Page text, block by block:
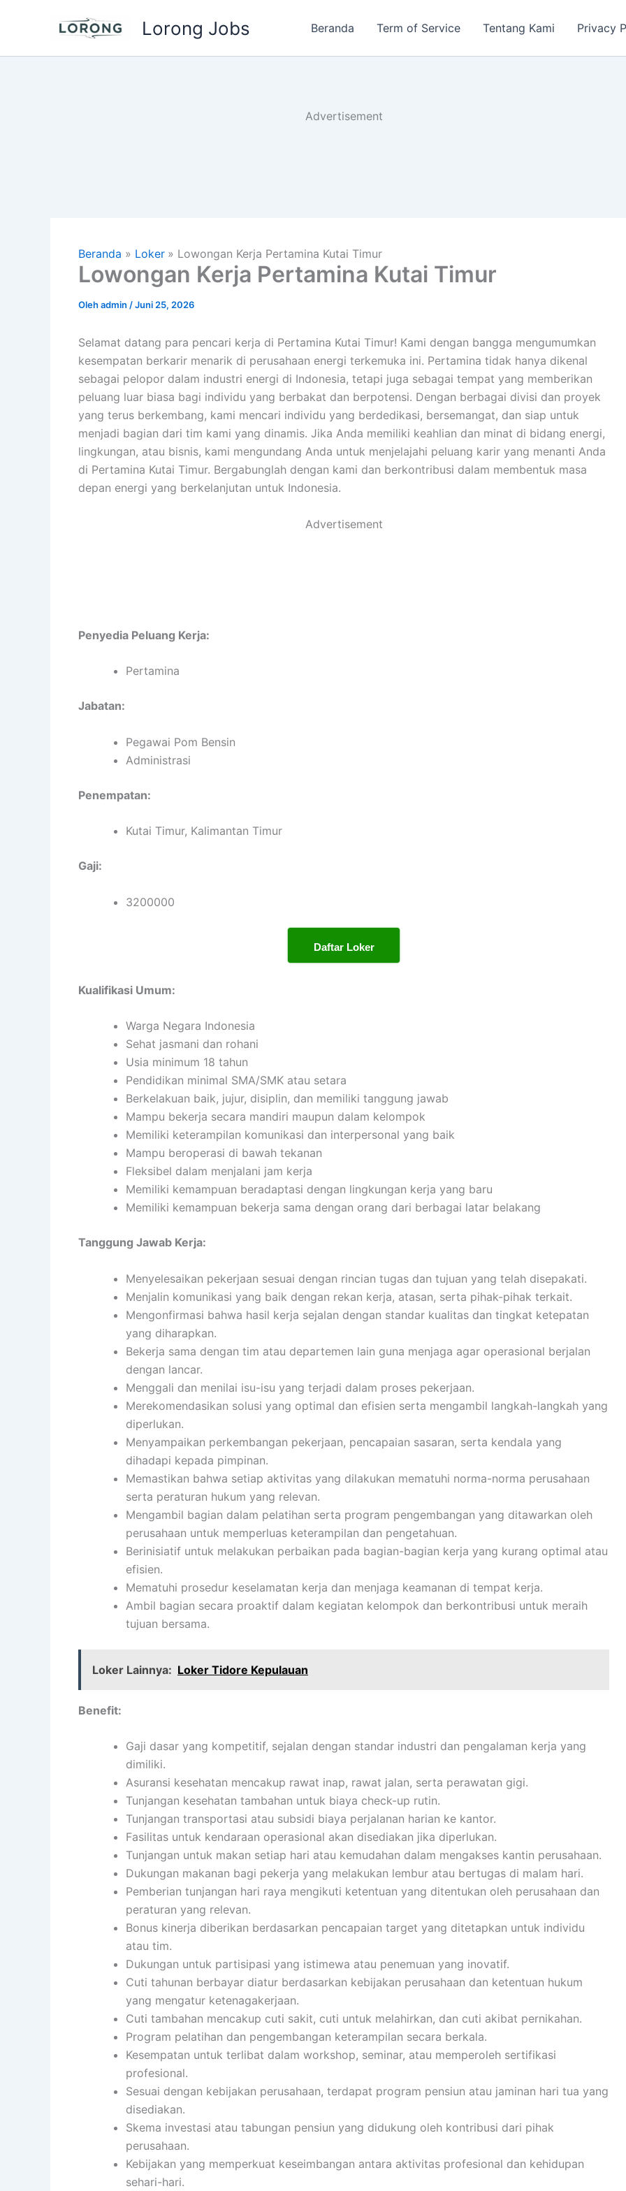
Lorong Jobs Beranda Term of Service Tentang Kami Privacy
Advertisement
Beranda Loker Lowongan Kerja Pertamina Kutai Timur
Lowongan Kerja Pertamina Kutai Timur
Olehadmin /Juni 25, 2026
Selamat datang para pencari kerja di Pertamina Kutai Timur! Kami dengan bangga mengumumkan
kesempatan berkarir menarik di perusahaan energi terkemuka ini. Pertamina tidak hanya dikenal
sebagai pelopor dalam industri energi di Indonesia, tetapi juga sebagai tempat yang memberikan
peluang luar biasa bagi individu yang berbakat dan berpotensi. Dengan berbagai divisi dan proyek
yang terus berkembang, kami mencari individu yang berdedikasi, bersemangat, dan siap untuk
menjadi bagian dari tim kami yang dinamis. Jika Anda memiliki keahlian dan minat di bidang energi,
lingkungan, atau bisnis, kami mengundang Anda untuk menjelajahi peluang karir yang menanti Anda
di Pertamina Kutai Timur. Bergabunglah dengan kami dan berkontribusi dalam membentuk masa
depan energi yang berkelanjutan untuk Indonesia.
Advertisement
Penyedia Peluang Kerja:
Pertamina
Jabatan:
Pegawai Pom Bensin
Administrasi
Penempatan:
Kutai Timur, Kalimantan Timur
Gaji:
3200000
Daftar Loker
Kualifikasi Umum:
Warga Negara Indonesia
Sehat jasmani dan rohani
Usia minimum 18 tahun
Pendidikan minimal SMA/SMK atau setara
Berkelakuan baik, jujur, disiplin, dan memiliki tanggung jawab
Mampu bekerja secara mandiri maupun dalam kelompok
Memiliki keterampilan komunikasi dan interpersonal yang baik
Mampu beroperasi di bawah tekanan
Fleksibel dalam menjalani jam kerja
Memiliki kemampuan beradaptasi dengan lingkungan kerja yang baru
Memiliki kemampuan bekerja sama dengan orang dari berbagai latar belakang
Tanggung Jawab Kerja:
Menyelesaikan pekerjaan sesuai dengan rincian tugas dan tujuan yang telah disepakati.
Menjalin komunikasi yang baik dengan rekan kerja, atasan, serta pihak-pihak terkait.
Mengonfirmasi bahwa hasil kerja sejalan dengan standar kualitas dan tingkat ketepatan
yang diharapkan.
Bekerja sama dengan tim atau departemen lain guna menjaga agar operasional berjalan
dengan lancar.
Menggali dan menilai isu-isu yang terjadi dalam proses pekerjaan.
Merekomendasikan solusi yang optimal dan efisien serta mengambil langkah-langkah yang
diperlukan.
Menyampaikan perkembangan pekerjaan, pencapaian sasaran, serta kendala yang
dihadapi kepada pimpinan.
Memastikan bahwa setiap aktivitas yang dilakukan mematuhi norma-norma perusahaan
serta peraturan hukum yang relevan.
Mengambil bagian dalam pelatihan serta program pengembangan yang ditawarkan oleh
perusahaan untuk memperluas keterampilan dan pengetahuan.
Berinisiatif untuk melakukan perbaikan pada bagian-bagian kerja yang kurang optimal atau
efisien.
Mematuhi prosedur keselamatan kerja dan menjaga keamanan di tempat kerja.
Ambil bagian secara proaktif dalam kegiatan kelompok dan berkontribusi untuk meraih
tujuan bersama.
Loker Lainnya: Loker Tidore Kepulauan
Benefit:
Gaji dasar yang kompetitif, sejalan dengan standar industri dan pengalaman kerja yang
dimiliki.
Asuransi kesehatan mencakup rawat inap, rawat jalan, serta perawatan gigi.
Tunjangan kesehatan tambahan untuk biaya check-up rutin.
Tunjangan transportasi atau subsidi biaya perjalanan harian ke kantor.
Fasilitas untuk kendaraan operasional akan disediakan jika diperlukan.
Tunjangan untuk makan setiap hari atau kemudahan dalam mengakses kantin perusahaan.
Dukungan makanan bagi pekerja yang melakukan lembur atau bertugas di malam hari.
Pemberian tunjangan hari raya mengikuti ketentuan yang ditentukan oleh perusahaan dan
peraturan yang relevan.
Bonus kinerja diberikan berdasarkan pencapaian target yang ditetapkan untuk individu
atau tim.
Dukungan untuk partisipasi yang istimewa atau penemuan yang inovatif.
Cuti tahunan berbayar diatur berdasarkan kebijakan perusahaan dan ketentuan hukum
yang mengatur ketenagakerjaan.
Cuti tambahan mencakup cuti sakit, cuti untuk melahirkan, dan cuti akibat pernikahan.
Program pelatihan dan pengembangan keterampilan secara berkala.
Kesempatan untuk terlibat dalam workshop, seminar, atau memperoleh sertifikasi
profesional.
Sesuai dengan kebijakan perusahaan, terdapat program pensiun atau jaminan hari tua yang
disediakan.
Skema investasi atau tabungan pensiun yang didukung oleh kontribusi dari pihak
perusahaan.
Kebijakan yang memperkuat keseimbangan antara aktivitas profesional dan kehidupan
sehari-hari.